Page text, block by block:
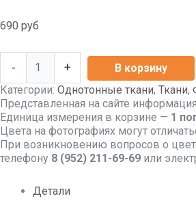
690 руб
- +
В корзину
Категории: Однотонные ткани, Ткани,
Представленная на сайте информация
Единица измерения в корзине — 1
Цвета на фотографиях могут
При возникновению вопросов о
телефону 8 (952) 211-69-69 или
Детали